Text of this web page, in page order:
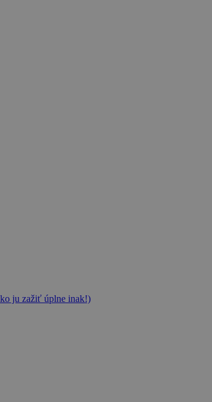
ju zažiť úplne inak!)